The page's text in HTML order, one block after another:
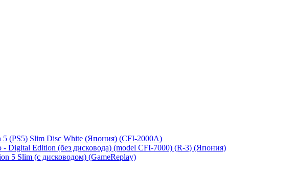
5 (PS5) Slim Disc White (Япония) (CFI-2000A)
- Digital Edition (без дисковода) (model CFI-7000) (R-3) (Япония)
5 Slim (с дисководом) (GameReplay)